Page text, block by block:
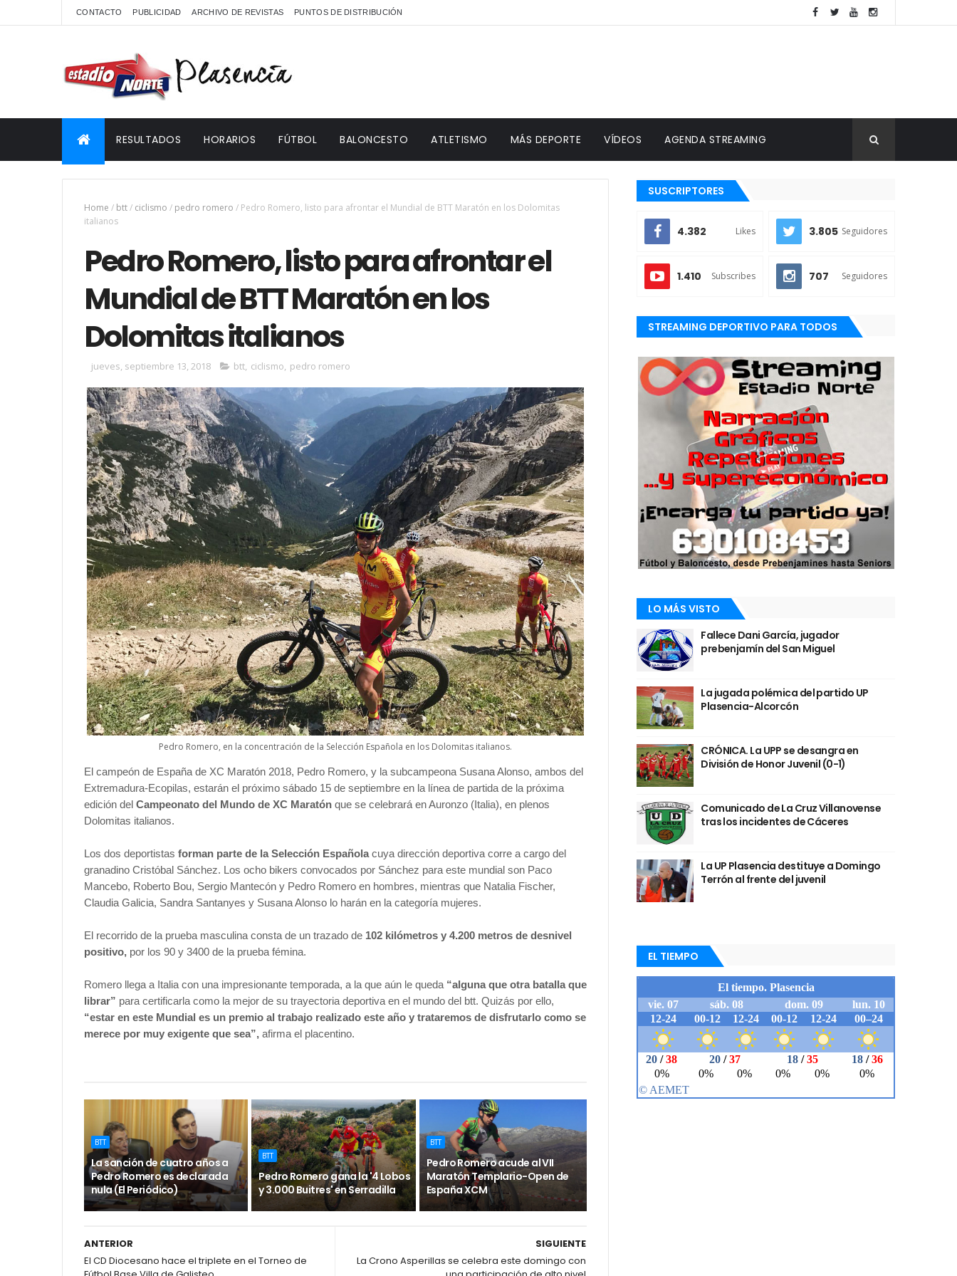
CONTACTO PUBLICIDAD ARCHIVO DE REVISTAS PUNTOS DE DISTRIBUCIÓN
RESULTADOS HORARIOS FÚTBOL BALONCESTO ATLETISMO MÁS DEPORTE VÍDEOS AGENDA STREAMING
Home / btt/ ciclismo / pedro romero / Pedro Romero, listo para afrontar el Mundial de BTT Maratón en los Dolomitas
italianos
Pedro Romero, listo para afrontar el
Mundial de BTT Maratón en los
Dolomitas italianos
jueves, septiembre 13, 2018 btt, ciclismo, pedro romero
Pedro Romero, en la concentración de la Selección Española en los Dolomitas italianos.
El campeón de España de XC Maratón 2018, Pedro Romero, y la subcampeona Susana Alonso, ambos del
Extremadura-Ecopilas, estarán el próximo sábado 15 de septiembre en la línea de partida de la próxima
edición del Campeonato del Mundo de XC Maratón que se celebrará en Auronzo (Italia), en plenos
Dolomitas italianos.
Los dos deportistas forman parte de la Selección Españolacuya dirección deportiva corre a cargo del
granadino Cristóbal Sánchez. Los ocho bikers convocados por Sánchez para este mundial son Paco
Mancebo, Roberto Bou, Sergio Mantecón y Pedro Romero en hombres, mientras que Natalia Fischer,
Claudia Galicia, Sandra Santanyes y Susana Alonso lo harán en la categoría mujeres.
El recorrido de la prueba masculina consta de un trazado de 102 kilómetros y 4.200 metros de desnivel
positivo, por los 90 y 3400 de la prueba fémina.
Romero llega a Italia con una impresionante temporada, a la que aún le queda “alguna que otra batalla que
librar” para certificarla como la mejor de su trayectoria deportiva en el mundo del btt. Quizás por ello,
“estar en este Mundial es un premio al trabajo realizado este año y trataremos de disfrutarlo como se
merece por muy exigente que sea”, afirma el placentino.
BTT
La sanción de cuatro años a
Pedro Romero es declarada
nula (El Periódico)
BTT
Pedro Romero gana la '4 Lobos
y 3.000 Buitres' en Serradilla
BTT
Pedro Romero acude al VII
Maratón Templario-Open de
España XCM
SIGUIENTE
La Crono Asperillas se celebra este domingo con
ANTERIOR
El CD Diocesano hace el triplete en el Torneo de
SUSCRIPTORES
4.382 Likes 3.805 Seguidores
1.410 Subscribes 707 Seguidores
STREAMING DEPORTIVO PARA TODOS
LO MÁS VISTO
Fallece Dani García, jugador
prebenjamín del San Miguel
La jugada polémica del partido UP
Plasencia-Alcorcón
CRÓNICA. La UPP se desangra en
División de Honor Juvenil (0-1)
Comunicado de La Cruz Villanovense
tras los incidentes de Cáceres
La UP Plasencia destituye a Domingo
Terrón al frente del juvenil
EL TIEMPO